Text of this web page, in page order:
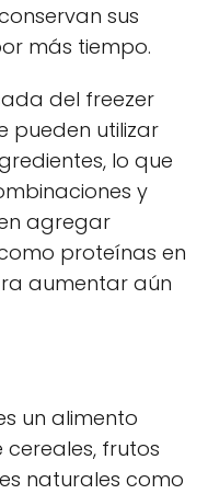
sus
más tiempo.
del freezer
pueden utilizar
lo que
y
agregar
proteínas en
aumentar aún
un alimento
frutos
naturales como